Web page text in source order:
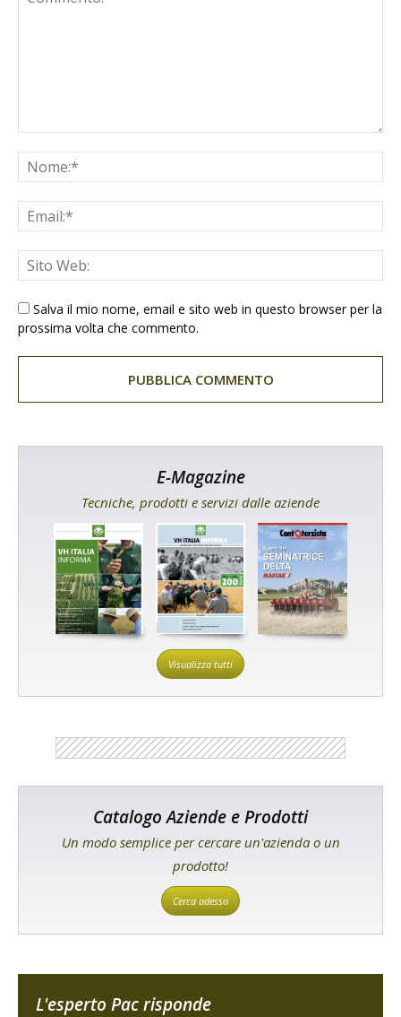
Salva il mio nome, email e sito web in questo browser per la
prossima volta che commento.
E-Magazine
Tecniche, prodotti e servizi dalle aziende
Visualizza tutti
Catalogo Aziende e Prodotti
Un modo semplice per cercare un'azienda o un
prodotto!
Cerca adesso
L'esperto Pac risponde